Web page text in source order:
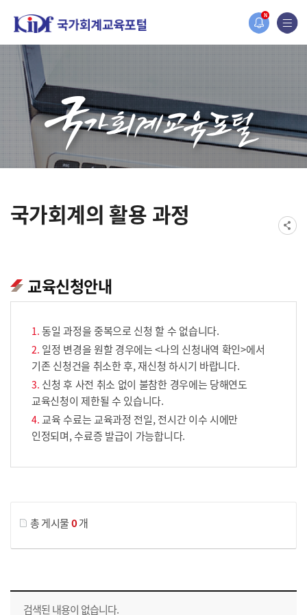
N
홈페이지가 새롭게 개편되었습니다.
한국조세재정연구원홈페이지가 새롭게 개설되었습니다.
국가회계의 활용 과정
교육신청안내
동일 과정을 중복으로 신청 할 수 없습니다.
일정 변경을 원할 경우에는 <나의 신청내역 확인>에서
기존 신청건을 취소한 후, 재신청 하시기 바랍니다.
신청 후 사전 취소 없이 불참한 경우에는 당해연도
교육신청이 제한될 수 있습니다.
교육 수료는 교육과정 전일, 전시간 이수 시에만
인정되며, 수료증 발급이 가능합니다.
총 게시물0개
교육신청 목록을 나타낸 표로 회차, 지역, 접수기간, 교육기간, 교육장소, 신청인원/모집인원, 상태로 나뉘어 설명합니다.
검색된 내용이 없습니다.